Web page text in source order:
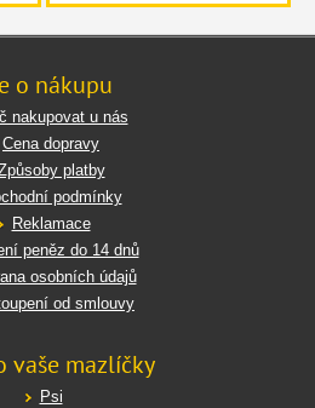
o nákupu
nakupovat u nás
Cena dopravy
platby
podmínky
Reklamace
peněz do 14 dnů
osobních údajů
od smlouvy
vaše mazlíčky
Psi